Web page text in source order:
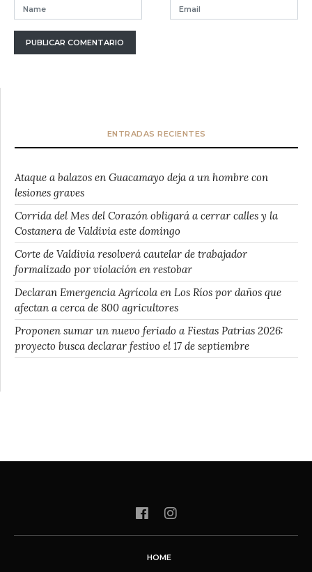
ENTRADAS RECIENTES
Ataque a balazos en Guacamayo deja a un hombre con
lesiones graves
Corrida del Mes del Corazón obligará a cerrar calles y la
Costanera de Valdivia este domingo
Corte de Valdivia resolverá cautelar de trabajador
formalizado por violación en restobar
Declaran Emergencia Agrícola en Los Ríos por daños que
afectan a cerca de 800 agricultores
Proponen sumar un nuevo feriado a Fiestas Patrias 2026:
proyecto busca declarar festivo el 17 de septiembre
HOME